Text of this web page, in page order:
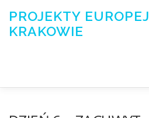
treści
PROJEKTY
KRAKOWIE